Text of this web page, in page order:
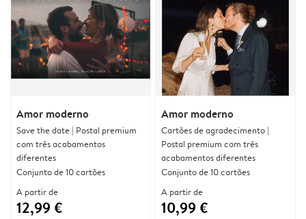
Amor moderno
Save the date | Postal premium
com três acabamentos
diferentes
Conjunto de 10 cartões
A partir de
12,99 €
Amor moderno
Cartões de agradecimento |
Postal premium com três
acabamentos diferentes
Conjunto de 10 cartões
A partir de
10,99 €